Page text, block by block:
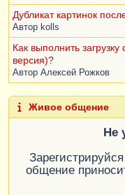
Дубликат картинок
Автор kolls
Как выполнить
версия)?
Автор Алексей Рожков
Живое общение
Не
общение